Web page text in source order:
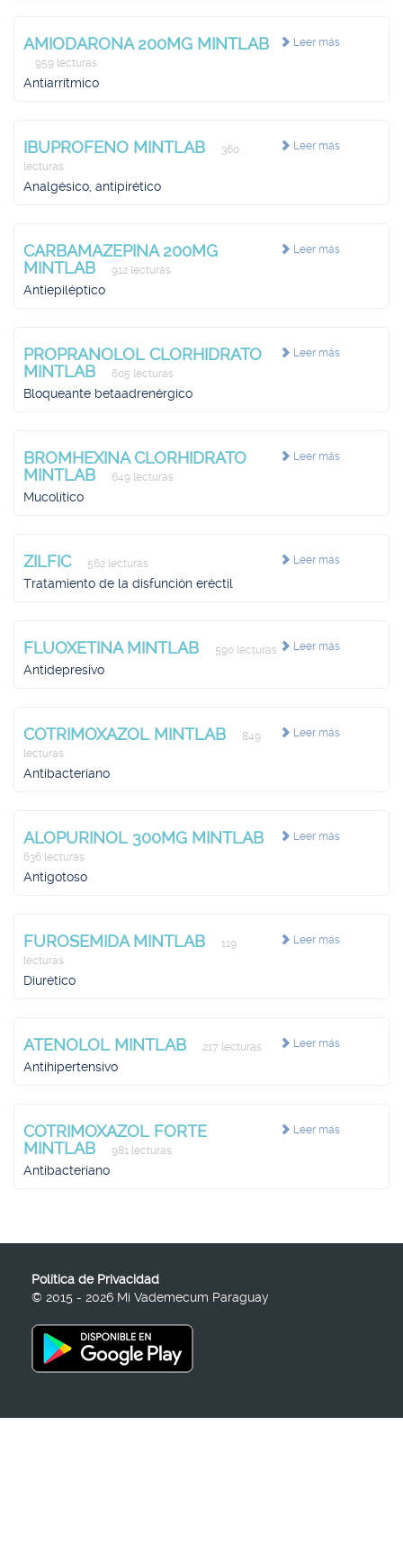
Leer más
AMIODARONA 200MG MINTLAB
959 lecturas
Antiarrítmico
Leer más
IBUPROFENO MINTLAB
360
lecturas
Analgésico, antipirético
Leer más
CARBAMAZEPINA 200MG
MINTLAB
912 lecturas
Antiepiléptico
Leer más
PROPRANOLOL CLORHIDRATO
MINTLAB
605 lecturas
Bloqueante betaadrenérgico
Leer más
BROMHEXINA CLORHIDRATO
MINTLAB
649 lecturas
Mucolítico
Leer más
ZILFIC 562 lecturas
Tratamiento de la disfunción eréctil
Leer más
FLUOXETINA MINTLAB 590 lecturas
Antidepresivo
Leer más
COTRIMOXAZOL MINTLAB
849
lecturas
Antibacteriano
Leer más
ALOPURINOL 300MG MINTLAB
636 lecturas
Antigotoso
Leer más
FUROSEMIDA MINTLAB
119
lecturas
Diurético
Leer más
ATENOLOL MINTLAB 217 lecturas
Antihipertensivo
Leer más
COTRIMOXAZOL FORTE
MINTLAB
981 lecturas
Antibacteriano
Política de Privacidad
© 2015 - 2026 Mi Vademecum Paraguay